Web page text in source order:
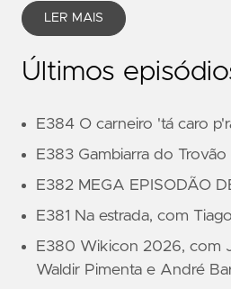
LER MAIS
Últimos
E384 O carneiro 'tá caro
E383 Gambiarra do
E382 MEGA EPISODÃO
E381 Na estrada, com
E380 Wikicon 2026, com
Waldir Pimenta e André